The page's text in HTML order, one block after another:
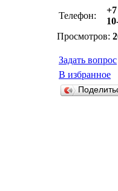
Телефон:
Просмотров:
Задать вопрос
В избранное